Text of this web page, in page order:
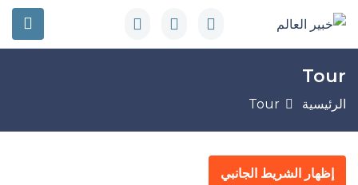
Tour
الرئيسية Tour
إظهار الشريط الجانبي